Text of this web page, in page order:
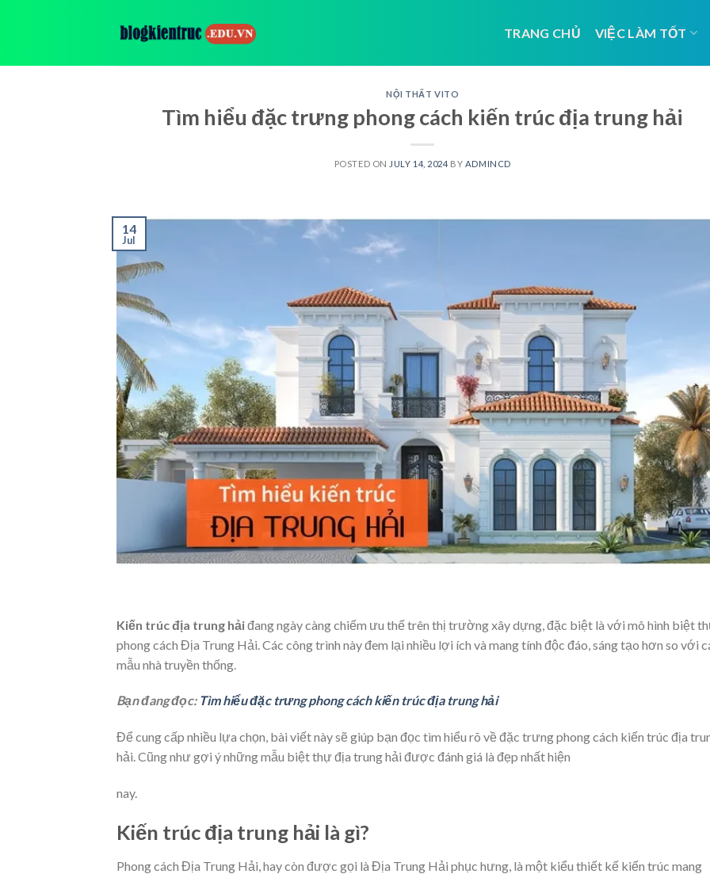
TRANG CHỦ VIỆC LÀM TỐT
NỘI THẤT VITO
Tìm hiểu đặc trưng phong cách kiến trúc địa trung hải
POSTED ON JULY 14, 2024 BY ADMINCD
14
Jul
Kiến trúc địa trung hảiđang ngày càng chiếm ưu thế trên thị trường xây dựng, đặc biệt là với mô hình biệt
phong cách Địa Trung Hải. Các công trình này đem lại nhiều lợi ích và mang tính độc đáo, sáng tạo hơn so với
mẫu nhà truyền thống.
Bạn đang đọc: Tìm hiểu đặc trưng phong cách kiến trúc địa trung hải
Để cung cấp nhiều lựa chọn, bài viết này sẽ giúp bạn đọc tìm hiểu rõ về đặc trưng phong cách kiến trúc địa
hải. Cũng như gợi ý những mẫu biệt thự địa trung hải được đánh giá là đẹp nhất hiện
nay.
Kiến trúc địa trung hải là gì?
Phong cách Địa Trung Hải, hay còn được gọi là Địa Trung Hải phục hưng, là một kiểu thiết kế kiến trúc mang